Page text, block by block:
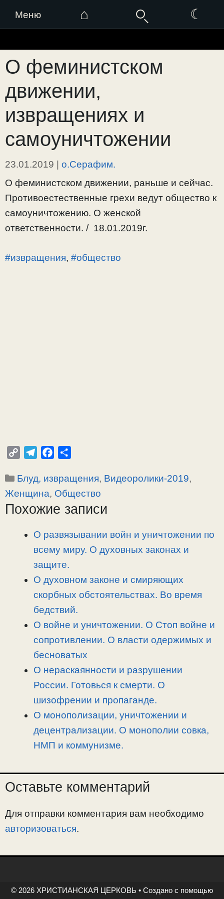
Меню ⌂ ☾
к
содержимому
О феминистском
движении,
извращениях и
самоуничтожении
23.01.2019 | о.Серафим.
О феминистском движении, раньше и сейчас.
Противоестественные грехи ведут общество к
самоуничтожению. О женской
ответственности. / 18.01.2019г.
#извращения, #общество
p
y
L
l
e
g
a
c
e
b
п
р
а
Рубрики
Блуд, извращения, Видеоролики-2019,
Женщина, Общество
Похожие записи
О развязывании войн и уничтожении по
всему миру. О духовных законах и
защите.
О духовном законе и смиряющих
скорбных обстоятельствах. Во время
бедствий.
О войне и уничтожении. О Стоп войне и
сопротивлении. О власти одержимых и
бесноватых
О нераскаянности и разрушении
России. Готовься к смерти. О
шизофрении и пропаганде.
О монополизации, уничтожении и
децентрализации. О монополии совка,
НМП и коммунизме.
Оставьте комментарий
Для отправки комментария вам необходимо
авторизоваться.
© 2026 ХРИСТИАНСКАЯ ЦЕРКОВЬ • Создано с помощью